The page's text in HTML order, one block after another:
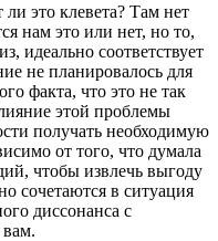
это клевета? Там нет
нам это или нет, но то,
идеально соответствует
не планировалось для
факта, что это не так
этой проблемы
получать необходимую
от того, что думала
чтобы извлечь выгоду
сочетаются в ситуация
диссонанса с